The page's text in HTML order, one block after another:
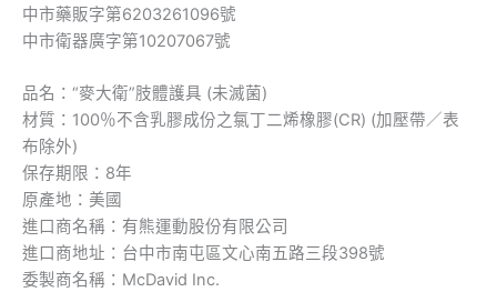
中市藥販字第6203261096號
中市衛器廣字第10207067號
品名：“麥大衛”肢體護具 (未滅菌)
材質：100％不含乳膠成份之氯丁二烯橡膠(CR) (加壓帶／表
布除外)
保存期限：8年
原產地：美國
進口商名稱：有熊運動股份有限公司
進口商地址：台中市南屯區文心南五路三段398號
委製商名稱：McDavid Inc.